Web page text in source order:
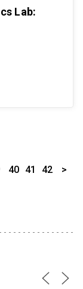
Lab:
40 41 42 >